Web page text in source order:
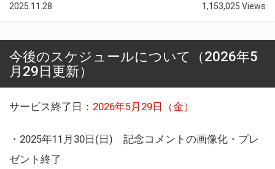
2025.11.28 1,153,025 Views
今後のスケジュールについて（2026年5
月29日更新）
サービス終了日： 2026年5月29日（金）
・2025年11月30日(日) 記念コメントの画像化・プレ
ゼント終了